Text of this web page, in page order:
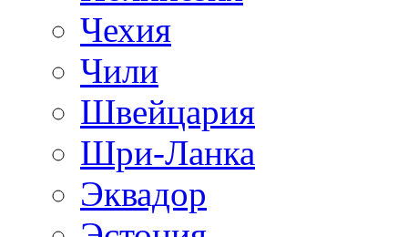
Чехия
Чили
Швейцария
Шри-Ланка
Эквадор